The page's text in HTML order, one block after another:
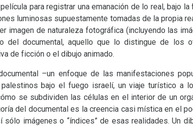
para registrar una emanación de lo real, bajo
luminosas supuestamente tomadas de la propia
imagen de naturaleza fotográfica (incluyendo las
del documental, aquello que lo distingue de los
de ficción o el dibujo animado.
–un enfoque de las manifestaciones
bajo el fuego israelí, un viaje turístico a
se subdividen las células en el interior de un
del documental es la creencia casi mística en el
sólo imágenes o “índices” de esas realidades. Un